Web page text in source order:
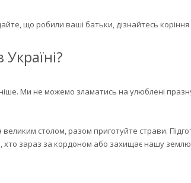
що робили ваші батьки, дізнайтесь
Ми не можемо зламатись на улюблені
столом, разом приготуйте страви.
зараз за кордоном або захищає нашу